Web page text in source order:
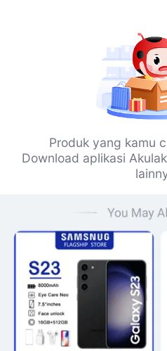
Produk yang kamu
Download aplikasi